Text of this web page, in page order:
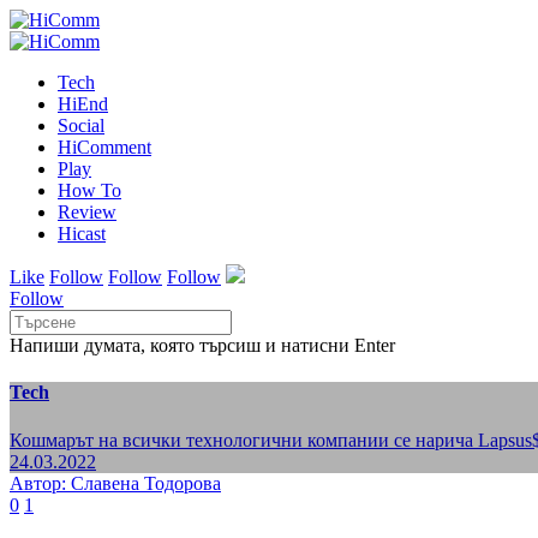
Tech
HiEnd
Social
HiComment
Play
How To
Review
Hicast
Like Follow Follow Follow
Follow
Напиши думата, която търсиш и натисни Enter
Tech
Кошмарът на всички технологични компании се нарича
24.03.2022
Автор: Славена Тодорова
0 1